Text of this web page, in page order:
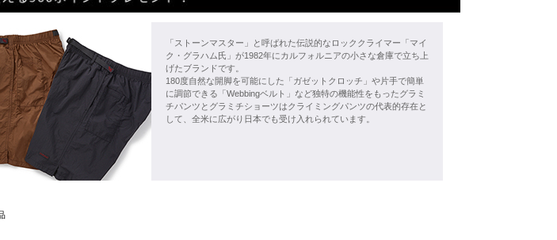
「ストーンマスター」と呼ばれた伝説的なロッククライマー「マイ
ク・グラハム氏」が1982年にカルフォルニアの小さな倉庫で立ち上
げたブランドです。
180度自然な開脚を可能にした「ガゼットクロッチ」や片手で簡単
に調節できる「Webbingベルト」など独特の機能性をもったグラミ
チパンツとグラミチショーツはクライミングパンツの代表的存在と
して、全米に広がり日本でも受け入れられています。